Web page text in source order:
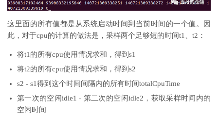
这里面的所有值都是从系统启动时间到当前时间的一个值。因
此，对于cpu的计算的做法是，采样两个足够短的时间t1、t2：
将t1的所有cpu使用情况求和，得到s1
将t2的所有cpu使用情况求和，得到s2
s2 - s1得到这个时间间隔内的所有时间totalCpuTime
第一次的空闲idle1 - 第二次的空闲idle2，获取采样时间内的
空闲时间